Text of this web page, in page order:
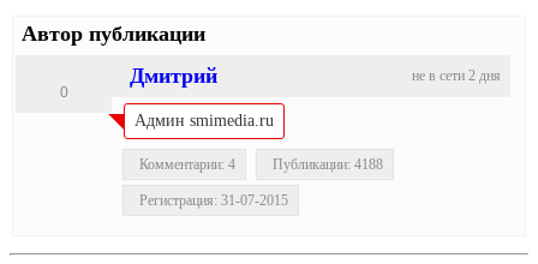
Автор публикации
не в сети 2 дня
Дмитрий
0
Админ smimedia.ru
Комментарии: 4 Публикации: 4188
Регистрация: 31-07-2015